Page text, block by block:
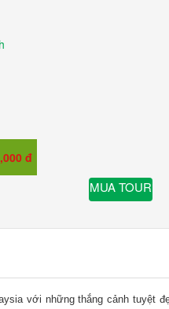
BÉ
đ
MUA TOUR
với những thắng cảnh tuyệt